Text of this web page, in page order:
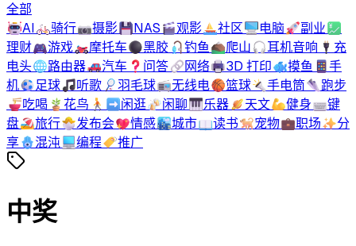
全部
🤖AI🚲骑行📷摄影💾NAS🎬观影⛵社区🖥️电脑🚀副业💹
理财🎮游戏🏍️摩托车⚫黑胶 🎣钓鱼⛰️爬山🎧耳机音响 🔌 充
电头🌐路由器🚗汽车 ❓ 问答🔗网络🖨️3D 打印🐟摸鱼 📱手
机⚽足球🎵听歌 🏸羽毛球📻无线电🏀篮球🔦手电筒👟跑步
🍜吃喝 🪴 花鸟 🚶‍➡️闲逛🍻闲聊🎹乐器🪐天文💪健身⌨️键
盘🏖️旅行🐣发布会💖情感🏙️城市📖读书🐕宠物💼职场✨分
享🪬混沌💻编程🏷️推广
中奖